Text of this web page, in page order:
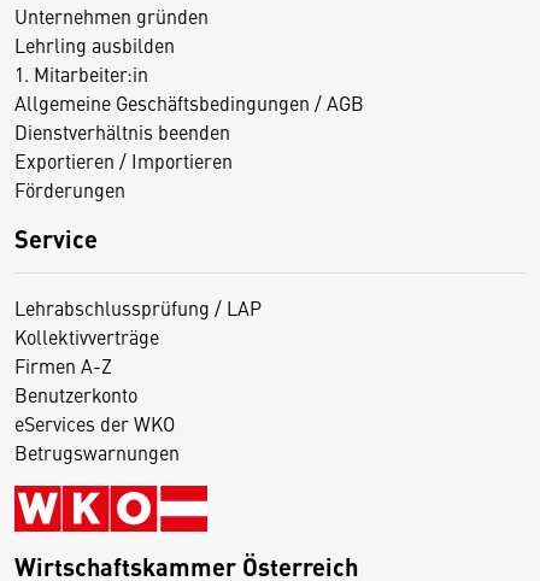
Unternehmen gründen
Lehrling ausbilden
1. Mitarbeiter:in
Allgemeine Geschäftsbedingungen / AGB
Dienstverhältnis beenden
Exportieren / Importieren
Förderungen
Service
Lehrabschlussprüfung / LAP
Kollektivverträge
Firmen A-Z
Benutzerkonto
eServices der WKO
Betrugswarnungen
Wirtschaftskammer Österreich